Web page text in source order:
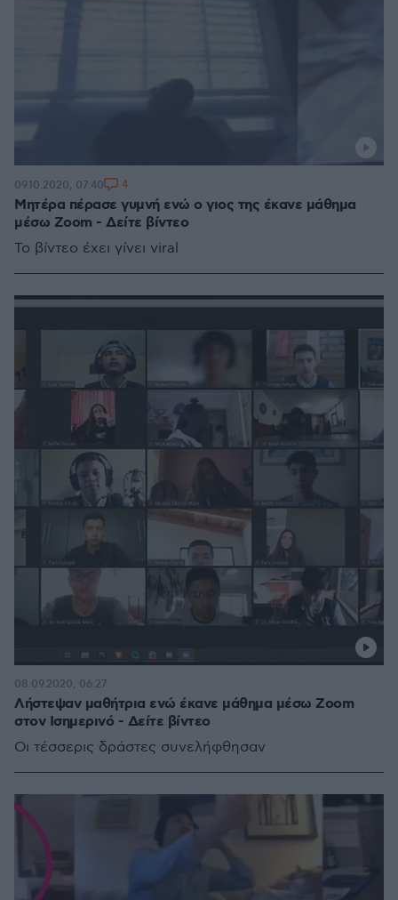
Μητέρα πέρασε γυμνή ενώ ο γιος της έκανε μάθημα
μέσω Zoom - Δείτε βίντεο
Το βίντεο έχει γίνει viral
09.10.2020, 07:40 4
Λήστεψαν μαθήτρια ενώ έκανε μάθημα μέσω Zoom
στον Ισημερινό - Δείτε βίντεο
Οι τέσσερις δράστες συνελήφθησαν
08.09.2020, 06:27